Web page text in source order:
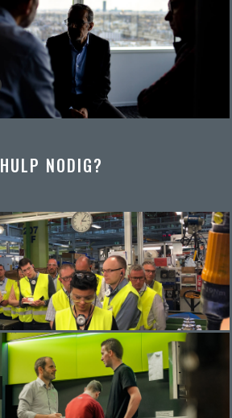
HULP NODIG?